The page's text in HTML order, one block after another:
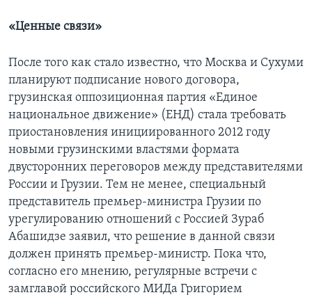
«Ценные связи»
После того как стало известно, что Москва и Сухуми
планируют подписание нового договора,
грузинская оппозиционная партия «Единое
национальное движение» (ЕНД) стала требовать
приостановления инициированного 2012 году
новыми грузинскими властями формата
двусторонних переговоров между представителями
России и Грузии. Тем не менее, специальный
представитель премьер-министра Грузии по
урегулированию отношений с Россией Зураб
Абашидзе заявил, что решение в данной связи
должен принять премьер-министр. Пока что,
согласно его мнению, регулярные встречи с
замглавой российского МИДа Григорием